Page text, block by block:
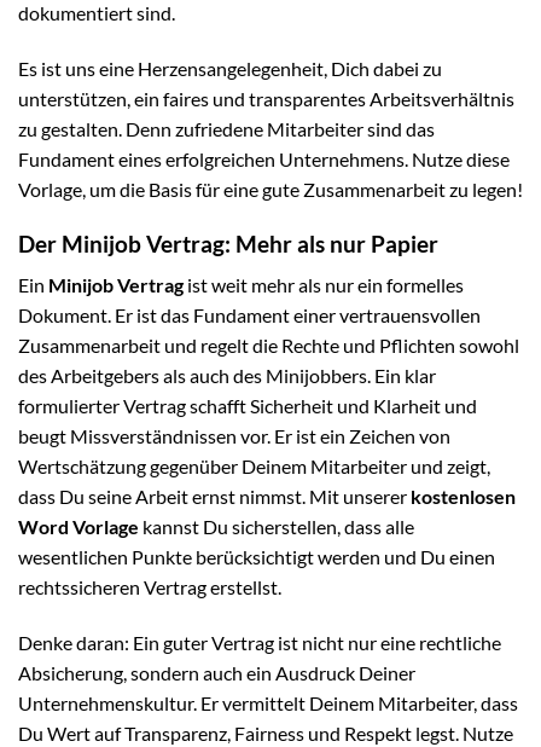
dokumentiert sind.
Es ist uns eine Herzensangelegenheit, Dich dabei zu
unterstützen, ein faires und transparentes Arbeitsverhältnis
zu gestalten. Denn zufriedene Mitarbeiter sind das
Fundament eines erfolgreichen Unternehmens. Nutze diese
Vorlage, um die Basis für eine gute Zusammenarbeit zu legen!
Der Minijob Vertrag: Mehr als nur Papier
Ein Minijob Vertragist weit mehr als nur ein formelles
Dokument. Er ist das Fundament einer vertrauensvollen
Zusammenarbeit und regelt die Rechte und Pflichten sowohl
des Arbeitgebers als auch des Minijobbers. Ein klar
formulierter Vertrag schafft Sicherheit und Klarheit und
beugt Missverständnissen vor. Er ist ein Zeichen von
Wertschätzung gegenüber Deinem Mitarbeiter und zeigt,
dass Du seine Arbeit ernst nimmst. Mit unserer kostenlosen
Word Vorlage kannst Du sicherstellen, dass alle
wesentlichen Punkte berücksichtigt werden und Du einen
rechtssicheren Vertrag erstellst.
Denke daran: Ein guter Vertrag ist nicht nur eine rechtliche
Absicherung, sondern auch ein Ausdruck Deiner
Unternehmenskultur. Er vermittelt Deinem Mitarbeiter, dass
Du Wert auf Transparenz, Fairness und Respekt legst. Nutze